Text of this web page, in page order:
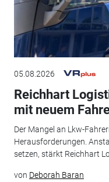
05.08.2026
Reichhart
mit neuem
Der Mangel an Lkw-
Herausforderungen.
setzen, stärkt Reichhart
von Deborah Baran